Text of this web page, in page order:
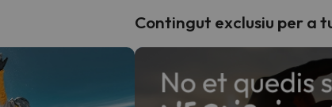
Contingut exclusiu per a